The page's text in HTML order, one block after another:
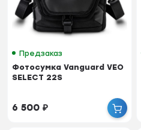
Предзаказ
Фотосумка Vanguard VEO
SELECT 22S
6 500₽